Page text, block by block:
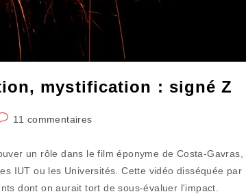
mystification : signé Z
11 commentaires
un rôle dans le film éponyme de Costa-Gavras,
IUT ou les Universités. Cette vidéo disséquée par
dont on aurait tort de sous-évaluer l'impact.